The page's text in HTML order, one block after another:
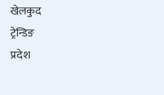
खेलकुद
ट्रेन्डिङ
प्रदेश